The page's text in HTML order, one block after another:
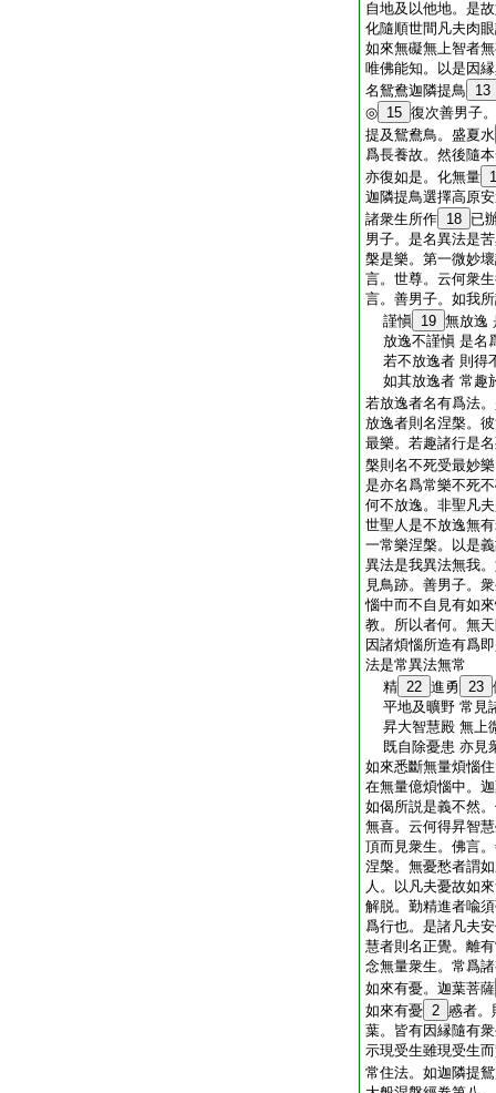
自地及以他地。是
化隨順世間凡夫肉
如來無礙無上智者
唯佛能知。以是因
名鴛鴦迦隣提鳥
13
◎ 15 復次善男子
提及鴛鴦鳥。盛夏水
爲長養故。然後隨
亦復如是。化無量
迦隣提鳥選擇高原
諸衆生所作 18 已
男子。是名異法是
槃是樂。第一微妙
言。世尊。云何衆
言。善男子。如我
謹愼 19 無放逸
放逸不謹愼 是名
若不放逸者 則得
如其放逸者 常趣
若放逸者名有爲法
放逸者則名涅槃。
最樂。若趣諸行是
槃則名不死受最妙
是亦名爲常樂不死
何不放逸。非聖凡
世聖人是不放逸無
一常樂涅槃。以是
異法是我異法無我
見鳥跡。善男子。
惱中而不自見有如
教。所以者何。無
因諸煩惱所造有爲
法是常異法無常
精 22 進勇 23
平地及曠野 常見
昇大智慧殿 無上
既自除憂患 亦見
如來悉斷無量煩惱
在無量億煩惱中。
如偈所説是義不然
無喜。云何得昇智
頂而見衆生。佛言
涅槃。無憂愁者謂
人。以凡夫憂故如
解脱。勤精進者喩
爲行也。是諸凡夫
慧者則名正覺。離
念無量衆生。常爲
如來有憂。迦葉菩薩
如來有憂 2 慼者。
葉。皆有因縁隨有
示現受生雖現受生
常住法。如迦隣提